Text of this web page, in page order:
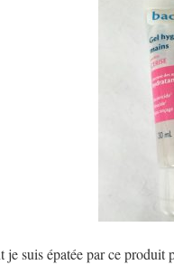
je suis épatée par ce produit